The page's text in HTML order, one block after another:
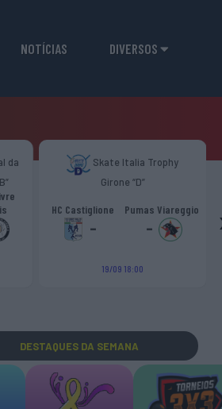
NOTÍCIAS DIVERSOS
da
Skate Italia Trophy
Girone “D”
HC Castiglione
-
Pumas Viareggio
-
19/09 18:00
DESTAQUES DA SEMANA